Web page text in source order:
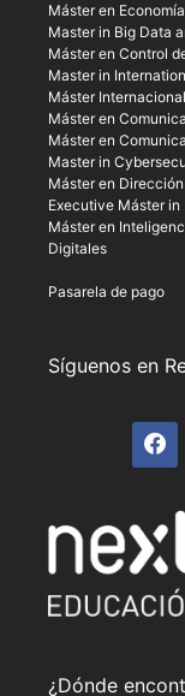
Máster en
Master in Big Data
Máster en Control
Master in
Máster
Máster en
Máster en
Master in
Máster en
Executive Máster in
Máster en
Digitales
Pasarela de pago
Síguenos en
¿Dónde